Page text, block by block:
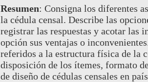
Resumen: Consigna los diferentes
la cédula censal. Describe las
registrar las respuestas y acotar las
opción sus ventajas o
referidos a la estructura física de la
disposición de los ítemes, formato
de diseño de cédulas censales en